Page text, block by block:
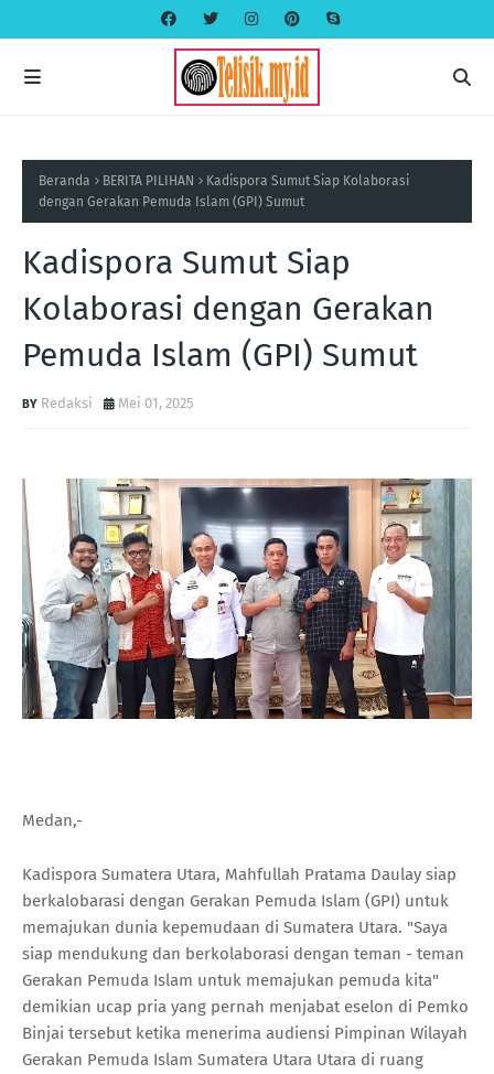
Beranda BERITA PILIHAN
Kadispora Sumut Siap Kolaborasi
dengan Gerakan Pemuda Islam (GPI) Sumut
Kadispora Sumut Siap
Kolaborasi dengan Gerakan
Pemuda Islam (GPI) Sumut
Redaksi Mei 01, 2025
Medan,-
Kadispora Sumatera Utara, Mahfullah Pratama Daulay siap
berkalobarasi dengan Gerakan Pemuda Islam (GPI) untuk
memajukan dunia kepemudaan di Sumatera Utara. "Saya
siap mendukung dan berkolaborasi dengan teman - teman
Gerakan Pemuda Islam untuk memajukan pemuda kita"
demikian ucap pria yang pernah menjabat eselon di Pemko
Binjai tersebut ketika menerima audiensi Pimpinan Wilayah
Gerakan Pemuda Islam Sumatera Utara Utara di ruang